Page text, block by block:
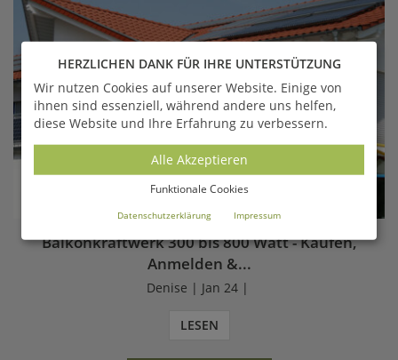
Balkonkraftwerk 300 bis 800 Watt - Kaufen,
Anmelden &...
Denise | Jan 24 |
LESEN
HERZLICHEN DANK FÜR IHRE UNTERSTÜTZUNG
Wir nutzen Cookies auf unserer Website. Einige von
ihnen sind essenziell, während andere uns helfen,
diese Website und Ihre Erfahrung zu verbessern.
Alle Akzeptieren
Funktionale Cookies
Datenschutzerklärung Impressum